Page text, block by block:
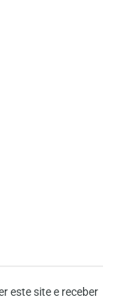
este site e receber